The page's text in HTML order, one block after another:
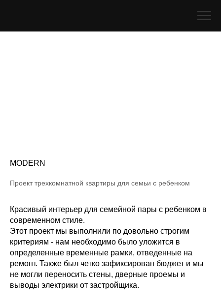
MODERN
Проект трехкомнатной квартиры для семьи с ребенком
Красивый интерьер для семейной пары с ребенком в
современном стиле.
Этот проект мы выполнили по довольно строгим
критериям - нам необходимо было уложится в
определенные временные рамки, отведенные на
ремонт. Также был четко зафиксирован бюджет и мы
не могли переносить стены, дверные проемы и
выводы электрики от застройщика.